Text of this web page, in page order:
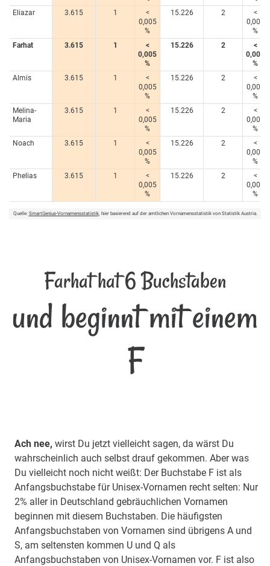
Eliazar
3.615 1
<
0,005
%
15.226 2
<
0,005
%
Farhat
3.615 1
<
0,005
%
15.226 2
<
0,005
%
Almis
3.615 1
<
0,005
%
15.226 2
<
0,005
%
Melina-
Maria
3.615 1
<
0,005
%
15.226 2
<
0,005
%
Noach
3.615 1
<
0,005
%
15.226 2
<
0,005
%
Phelias
3.615 1
<
0,005
%
15.226 2
<
0,005
%
Quelle: SmartGenius-Vornamensstatistik, hier basierend auf der amtlichen Vornamensstatistik von Statistik Austria.
Farhat hat 6 Buchstaben
und beginnt mit einem
F
Ach nee, wirst Du jetzt vielleicht sagen, da wärst Du
wahrscheinlich auch selbst drauf gekommen. Aber was
Du vielleicht noch nicht weißt: Der Buchstabe F ist als
Anfangsbuchstabe für Unisex-Vornamen recht selten: Nur
2% aller in Deutschland gebräuchlichen Vornamen
beginnen mit diesem Buchstaben. Die häufigsten
Anfangsbuchstaben von Vornamen sind übrigens A und
S, am seltensten kommen U und Q als
Anfangsbuchstaben von Unisex-Vornamen vor. F ist also